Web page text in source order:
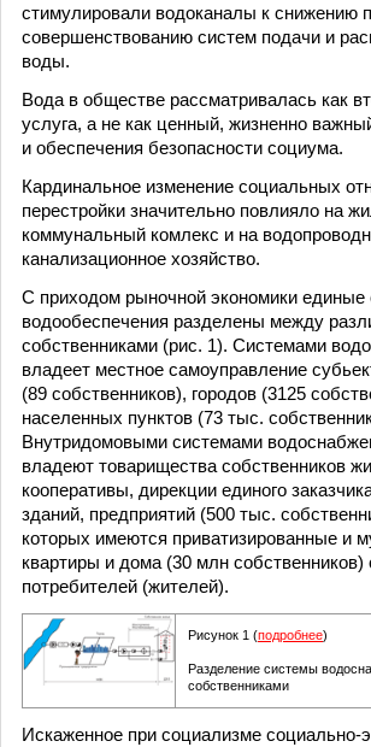
стимулировали водоканалы к снижению
совершенствованию систем подачи и
воды.
Вода в обществе рассматривалась как
услуга, а не как ценный, жизненно
и обеспечения безопасности социума.
Кардинальное изменение социальных
перестройки значительно повлияло на
коммунальный комлекс и на
канализационное хозяйство.
С приходом рыночной экономики единые
водообеспечения разделены между
собственниками (рис. 1). Системами
владеет местное самоуправление
(89 собственников), городов (3125
населенных пунктов (73 тыс.
Внутридомовыми системами
владеют товарищества собственников
кооперативы, дирекции единого
зданий, предприятий (500 тыс.
которых имеются приватизированные и
квартиры и дома (30 млн собственников)
потребителей (жителей).
Рисунок 1 (подробнее)
Разделение системы
собственниками
Искаженное при социализме социально-